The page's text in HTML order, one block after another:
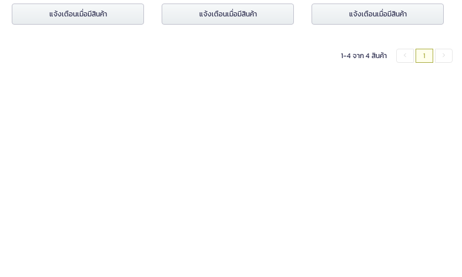
แจ้งเตือนเมื่อมีสินค้า แจ้งเตือนเมื่อมีสินค้า แจ้งเตือนเมื่อมีสินค้า
1-4 จาก 4 สินค้า 1